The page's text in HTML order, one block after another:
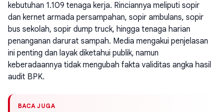
kebutuhan 1.109 tenaga kerja. Rinciannya meliputi sopir
dan kernet armada persampahan, sopir ambulans, sopir
bus sekolah, sopir dump truck, hingga tenaga harian
penanganan darurat sampah. Media mengakui penjelasan
ini penting dan layak diketahui publik, namun
keberadaannya tidak mengubah fakta validitas angka hasil
audit BPK.
BACA JUGA